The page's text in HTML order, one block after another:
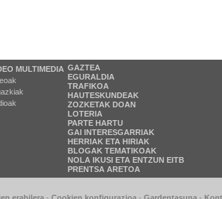
MULTIMEDIA GAZTEA
EGURALDIA
TRAFIKOA
HAUTESKUNDEAK
ZOZKETAK DOAN
LOTERIA
PARTE HARTU
GAI INTERESGARRIAK
HERRIAK ETA HIRIAK
BLOGAK TEMATIKOAK
NOLA IKUSI ETA ENTZUN EITB
PRENTSA ARETOA